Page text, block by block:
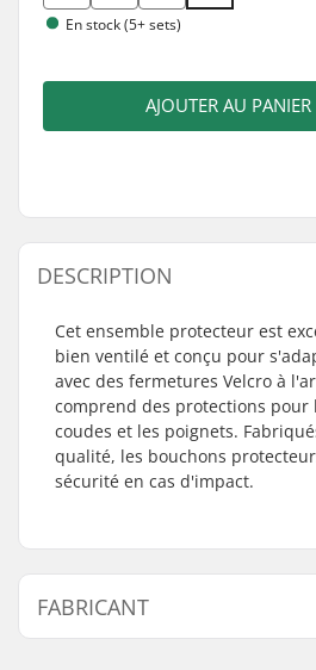
En stock (5+ sets)
AJOUTER AU PANIER
DESCRIPTION
Cet ensemble protecteur est
bien ventilé et conçu pour
avec des fermetures Velcro à
comprend des protections pour
coudes et les poignets.
qualité, les bouchons
sécurité en cas d'impact.
FABRICANT